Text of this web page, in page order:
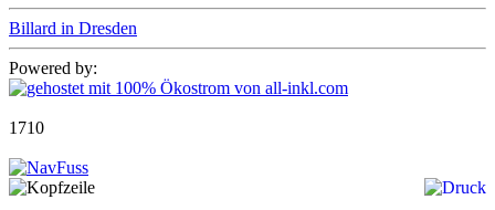
Billard in Dresden
Powered by:
1710